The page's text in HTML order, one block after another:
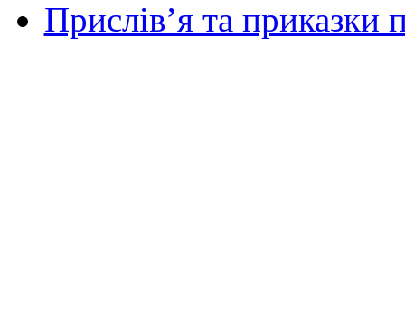
Прислів’я та приказки